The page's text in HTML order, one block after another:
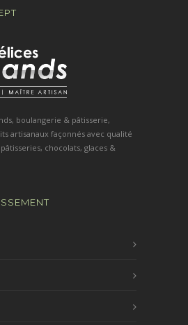
boulangerie & pâtisserie,
artisanaux façonnés avec qualité
chocolats, glaces &